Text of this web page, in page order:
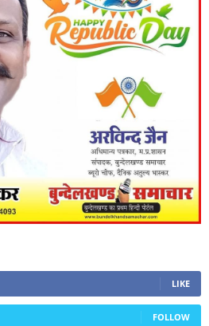
LIKE
FOLLOW